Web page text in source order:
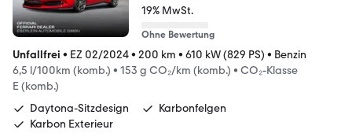
19% MwSt.
Ohne Bewertung
Unfallfrei • EZ 02/2024• 200 km • 610 kW (829 PS) • Benzin
6,5 l/100km (komb.) • 153 g CO₂/km (komb.) • CO₂-Klasse
E (komb.)
Daytona-Sitzdesign
Karbonfelgen
Karbon Exterieur